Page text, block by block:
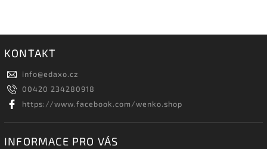
KONTAKT
info@edaxo.cz
00420 234280918
https://www.facebook.com/wenko.shop
INFORMACE PRO VÁS